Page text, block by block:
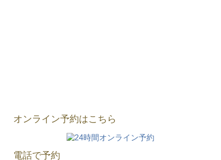
オンライン予約はこちら
電話で予約